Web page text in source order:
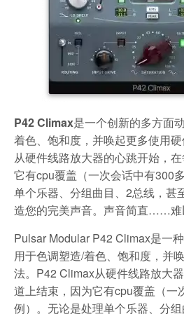
P42 Climax是一个创新的多方面
着色、饱和度，并唤起更多使用
从硬件线路放大器的心跳开始，
它有cpu覆盖（一次会话中有300
单个乐器、分组曲目、2总线，甚
造您的完美声音。声音简直……难
Pulsar Modular P42 Climax是一
用于色调塑造/着色、饱和度，并
法。P42 Climax从硬件线路放大
道上结束，因为它有cpu覆盖（一
例）。无论是处理单个乐器、分